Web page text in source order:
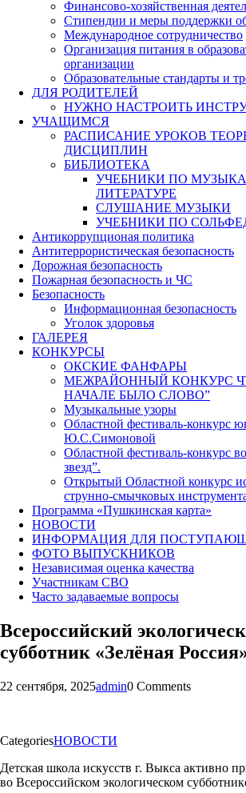
Финансово-хозяйственная
Стипендии и меры поддержки
Международное сотрудничество
Организация питания в
организации
Образовательные стандарты и
ДЛЯ РОДИТЕЛЕЙ
НУЖНО НАСТРОИТЬ
УЧАЩИМСЯ
РАСПИСАНИЕ УРОКОВ
ДИСЦИПЛИН
БИБЛИОТЕКА
УЧЕБНИКИ ПО
ЛИТЕРАТУРЕ
СЛУШАНИЕ МУЗЫКИ
УЧЕБНИКИ ПО
Антикоррупционая политика
Антитеррористическая безопасность
Дорожная безопасность
Пожарная безопасность и ЧС
Безопасность
Информационная безопасность
Уголок здоровья
ГАЛЕРЕЯ
КОНКУРСЫ
ОКСКИЕ ФАНФАРЫ
МЕЖРАЙОННЫЙ КОНКУРС
НАЧАЛЕ БЫЛО СЛОВО”
Музыкальные узоры
Областной фестиваль-конкурс
Ю.С.Симоновой
Областной фестиваль-конкурс
звезд”.
Открытый Областной конкурс
струнно-смычковых
Программа «Пушкинская карта»
НОВОСТИ
ИНФОРМАЦИЯ ДЛЯ
ФОТО ВЫПУСКНИКОВ
Независимая оценка качества
Участникам СВО
Часто задаваемые вопросы
Всероссийский
субботник «Зелёная
22 сентября, 2025admin0 Comments
CategoriesНОВОСТИ
Детская школа искусств г. Выкса активно
во Всероссийском экологическом